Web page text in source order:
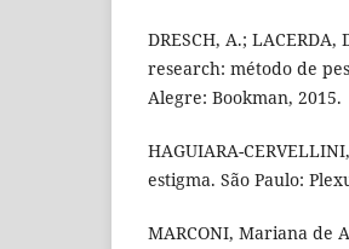
DRESCH, A.; LACERDA,
research: método de
Alegre: Bookman, 2015.
HAGUIARA-
estigma. São Paulo:
MARCONI, Mariana de